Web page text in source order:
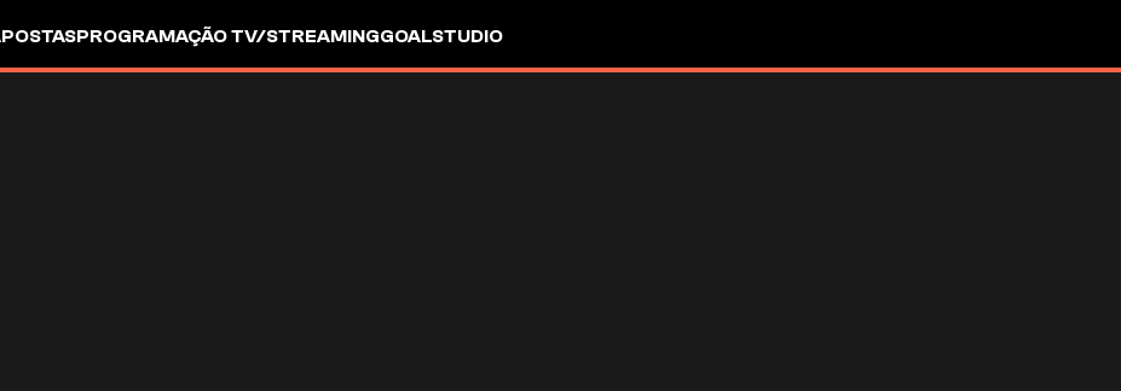
PROGRAMAÇÃO TV/STREAMINGGOALSTUDIO